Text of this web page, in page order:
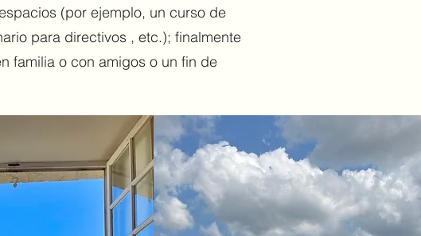
(por ejemplo, un curso de
para directivos , etc.); finalmente
familia o con amigos o un fin de